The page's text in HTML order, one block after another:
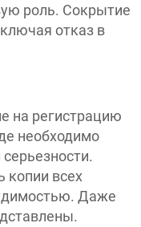
роль. Сокрытие
отказ в
на регистрацию
необходимо
копии всех
Даже